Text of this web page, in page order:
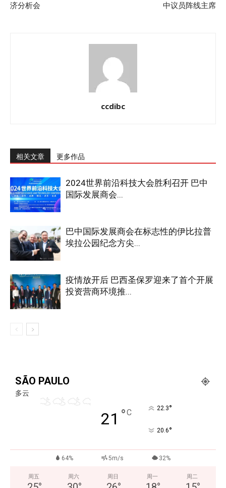
济分析会
中议员阵线主席
ccdibc
相关文章 更多作品
2024世界前沿科技大会胜利召开 巴中
国际发展商会...
巴中国际发展商会在标志性的伊比拉普
埃拉公园纪念方尖...
疫情放开后 巴西圣保罗迎来了首个开展
投资营商环境推...
SÃO PAULO
多云
21 °C 22.3°
20.6°
64% 5m/s 32%
周五 周六 周日 周一 周二